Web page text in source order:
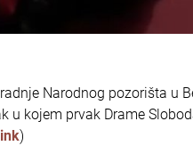
Narodnog pozorišta u
u kojem prvak Drame
)